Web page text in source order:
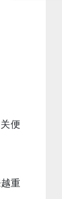
便
重